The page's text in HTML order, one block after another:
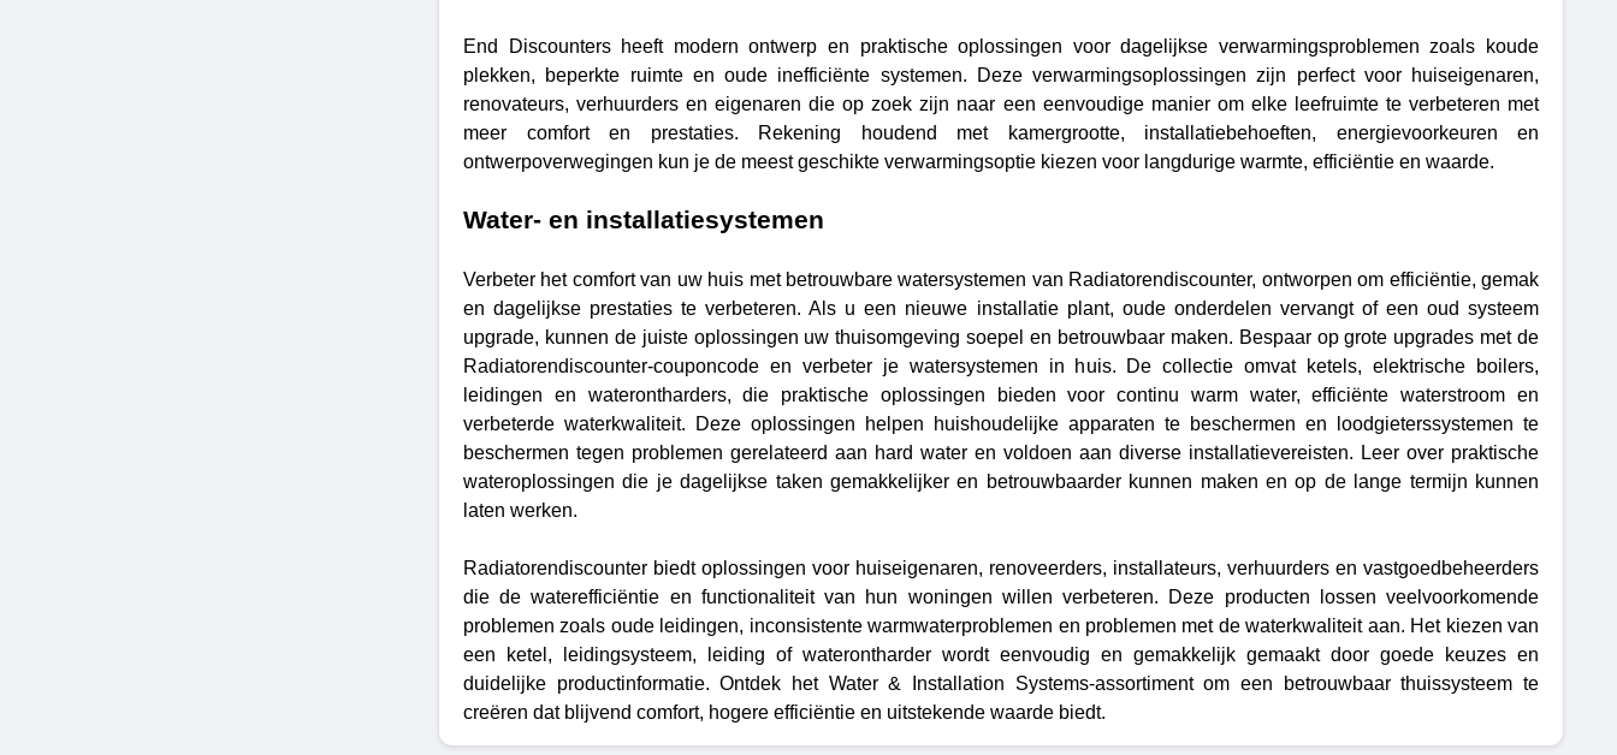
End Discounters heeft modern ontwerp en praktische oplossingen voor dagelijkse verwarmingsproblemen zoals koude
plekken, beperkte ruimte en oude inefficiënte systemen. Deze verwarmingsoplossingen zijn perfect voor huiseigenaren,
renovateurs, verhuurders en eigenaren die op zoek zijn naar een eenvoudige manier om elke leefruimte te verbeteren met
meer comfort en prestaties. Rekening houdend met kamergrootte, installatiebehoeften, energievoorkeuren en
ontwerpoverwegingen kun je de meest geschikte verwarmingsoptie kiezen voor langdurige warmte, efficiëntie en waarde.
Water- en installatiesystemen
Verbeter het comfort van uw huis met betrouwbare watersystemen van Radiatorendiscounter, ontworpen om efficiëntie, gemak
en dagelijkse prestaties te verbeteren. Als u een nieuwe installatie plant, oude onderdelen vervangt of een oud systeem
upgrade, kunnen de juiste oplossingen uw thuisomgeving soepel en betrouwbaar maken. Bespaar op grote upgrades met de
Radiatorendiscounter-couponcode en verbeter je watersystemen in huis. De collectie omvat ketels, elektrische boilers,
leidingen en waterontharders, die praktische oplossingen bieden voor continu warm water, efficiënte waterstroom en
verbeterde waterkwaliteit. Deze oplossingen helpen huishoudelijke apparaten te beschermen en loodgieterssystemen te
beschermen tegen problemen gerelateerd aan hard water en voldoen aan diverse installatievereisten. Leer over praktische
wateroplossingen die je dagelijkse taken gemakkelijker en betrouwbaarder kunnen maken en op de lange termijn kunnen
laten werken.
Radiatorendiscounter biedt oplossingen voor huiseigenaren, renoveerders, installateurs, verhuurders en vastgoedbeheerders
die de waterefficiëntie en functionaliteit van hun woningen willen verbeteren. Deze producten lossen veelvoorkomende
problemen zoals oude leidingen, inconsistente warmwaterproblemen en problemen met de waterkwaliteit aan. Het kiezen van
een ketel, leidingsysteem, leiding of waterontharder wordt eenvoudig en gemakkelijk gemaakt door goede keuzes en
duidelijke productinformatie. Ontdek het Water & Installation Systems-assortiment om een betrouwbaar thuissysteem te
creëren dat blijvend comfort, hogere efficiëntie en uitstekende waarde biedt.